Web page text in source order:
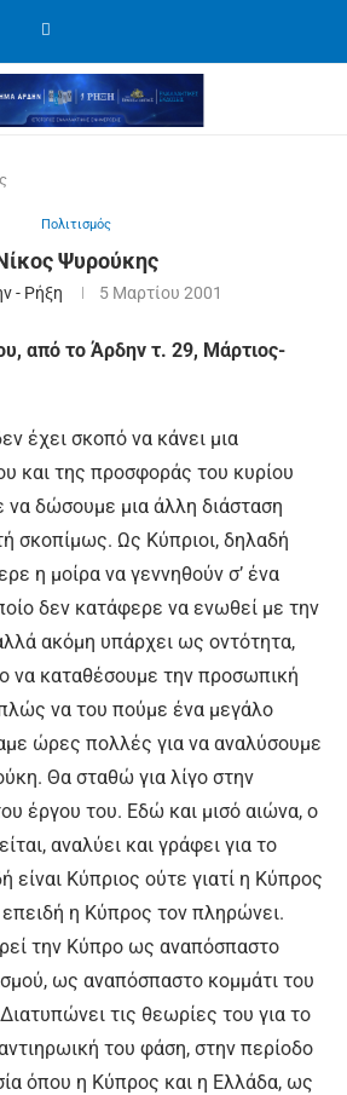
Πολιτισμός
Ψυρούκης
- Ρήξη 5 Μαρτίου 2001
από το Άρδην τ. 29, Μάρτιος-
έχει σκοπό να κάνει μια
και της προσφοράς του κυρίου
δώσουμε μια άλλη διάσταση
σκοπίμως. Ως Κύπριοι, δηλαδή
η μοίρα να γεννηθούν σ’ ένα
δεν κατάφερε να ενωθεί με την
ακόμη υπάρχει ως οντότητα,
να καταθέσουμε την προσωπική
να του πούμε ένα μεγάλο
ώρες πολλές για να αναλύσουμε
Θα σταθώ για λίγο στην
έργου του. Εδώ και μισό αιώνα, ο
αναλύει και γράφει για το
είναι Κύπριος ούτε γιατί η Κύπρος
η Κύπρος τον πληρώνει.
την Κύπρο ως αναπόσπαστο
ως αναπόσπαστο κομμάτι του
τις θεωρίες του για το
του φάση, στην περίοδο
όπου η Κύπρος και η Ελλάδα, ως